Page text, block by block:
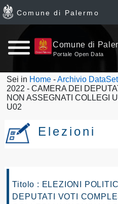
Home
News
Dataset
dataset
Comune di Palermo
Comune di
Portale Open Data
Sei in Home -Archivio DataSet
2022 - CAMERA DEI
NON ASSEGNATI COLLEGI
U02
Elezioni
Titolo : ELEZIONI
DEPUTATI VOTI